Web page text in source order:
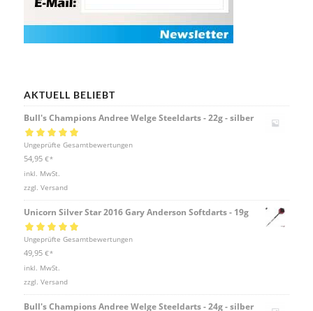
AKTUELL BELIEBT
Bull's Champions Andree Welge Steeldarts - 22g - silber
Bewertet mit
5.00von 5
Ungeprüfte Gesamtbewertungen
54,95 €*
inkl. MwSt.
zzgl. Versand
Unicorn Silver Star 2016 Gary Anderson Softdarts - 19g
Bewertet mit
5.00von 5
Ungeprüfte Gesamtbewertungen
49,95 €*
inkl. MwSt.
zzgl. Versand
Bull's Champions Andree Welge Steeldarts - 24g - silber